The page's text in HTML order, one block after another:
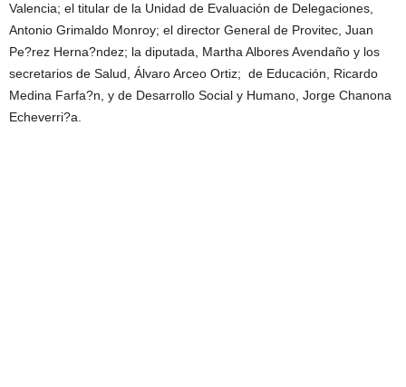
Valencia; el titular de la Unidad de Evaluación de Delegaciones,
Antonio Grimaldo Monroy; el director General de Provitec, Juan
Pe?rez Herna?ndez; la diputada, Martha Albores Avendaño y los
secretarios de Salud, Álvaro Arceo Ortiz; de Educación, Ricardo
Medina Farfa?n, y de Desarrollo Social y Humano, Jorge Chanona
Echeverri?a.